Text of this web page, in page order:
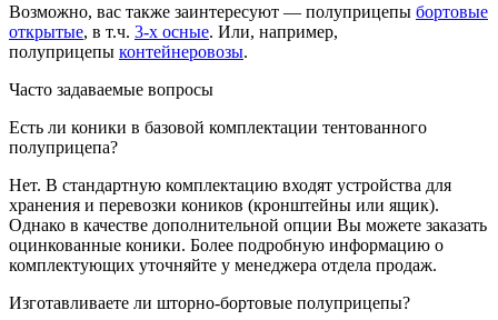
Возможно, вас также заинтересуют — полуприцепы бортовые
открытые, в т.ч. 3-х осные. Или, например,
полуприцепы контейнеровозы.
Часто задаваемые вопросы
Есть ли коники в базовой комплектации тентованного
полуприцепа?
Нет. В стандартную комплектацию входят устройства для
хранения и перевозки коников (кронштейны или ящик).
Однако в качестве дополнительной опции Вы можете заказать
оцинкованные коники. Более подробную информацию о
комплектующих уточняйте у менеджера отдела продаж.
Изготавливаете ли шторно-бортовые полуприцепы?